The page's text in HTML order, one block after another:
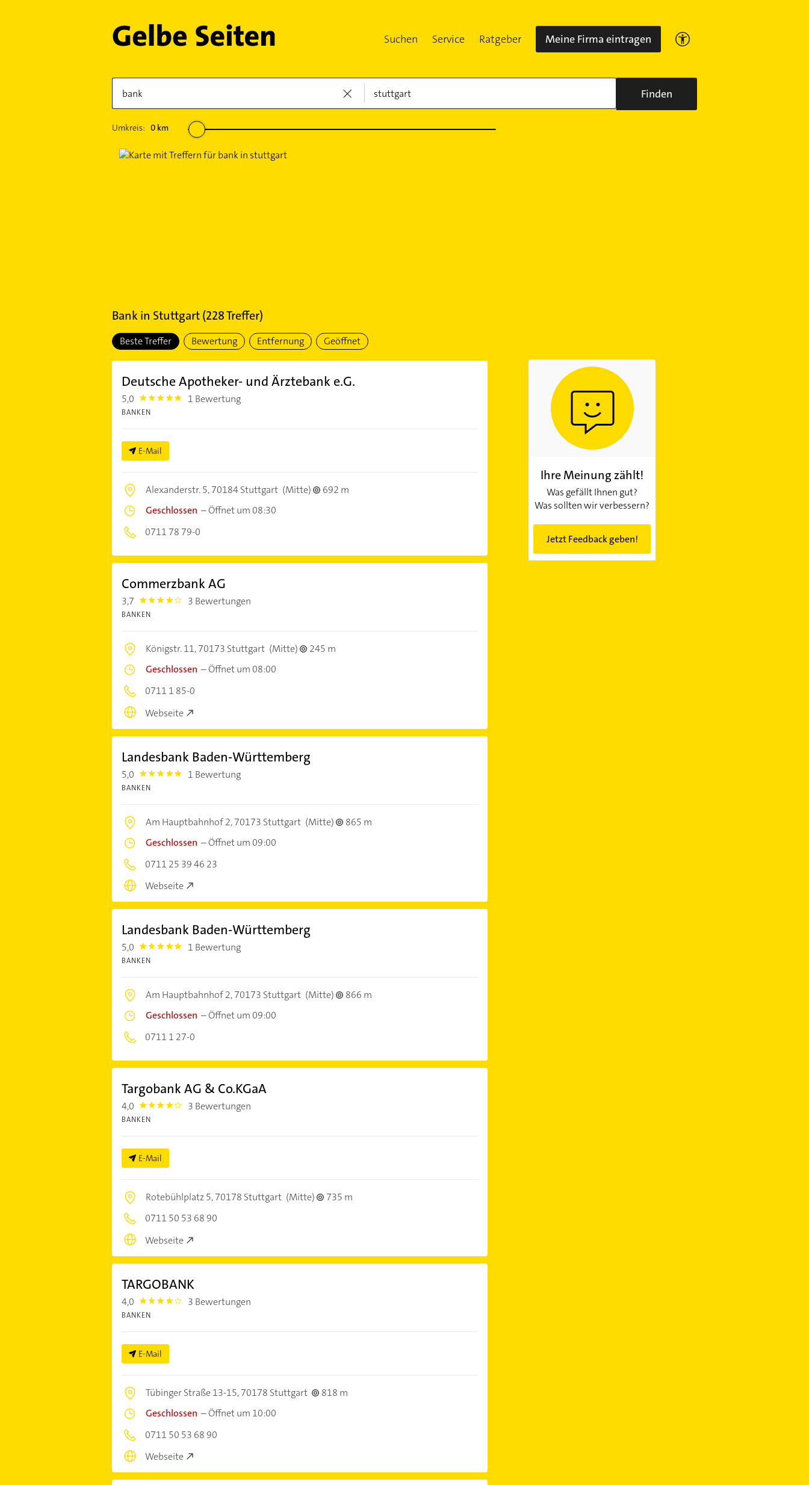
Suchen Service Ratgeber Meine Firma eintragen
Finden
Umkreis: 0km
Bankin Stuttgart(228Treffer)
Beste Treffer Bewertung Entfernung Geöffnet
Deutsche Apotheker- und Ärztebank e.G.
5,0 5.0 1 Bewertung
BANKEN
E-Mail
Alexanderstr. 5,70184 Stuttgart (Mitte)
692 m
Geschlossen –Öffnet um 08:30
0711 78 79-0
Commerzbank AG
3,7 3.7 3 Bewertungen
BANKEN
Königstr. 11,70173 Stuttgart (Mitte)
245 m
Geschlossen –Öffnet um 08:00
0711 1 85-0
Webseite
Landesbank Baden-Württemberg
5,0 5.0 1 Bewertung
BANKEN
Am Hauptbahnhof 2,70173 Stuttgart (Mitte)
865 m
Geschlossen –Öffnet um 09:00
0711 25 39 46 23
Webseite
Landesbank Baden-Württemberg
5,0 5.0 1 Bewertung
BANKEN
Am Hauptbahnhof 2,70173 Stuttgart (Mitte)
866 m
Geschlossen –Öffnet um 09:00
0711 1 27-0
Targobank AG & Co.KGaA
4,0 4.0 3 Bewertungen
BANKEN
E-Mail
Rotebühlplatz 5,70178 Stuttgart (Mitte)
735 m
0711 50 53 68 90
Webseite
TARGOBANK
4,0 4.0 3 Bewertungen
BANKEN
E-Mail
Tübinger Straße 13-15,70178 Stuttgart
818 m
Geschlossen –Öffnet um 10:00
0711 50 53 68 90
Webseite
Ihre Meinung zählt!
Was gefällt Ihnen gut?
Was sollten wir verbessern?
Jetzt Feedback geben!